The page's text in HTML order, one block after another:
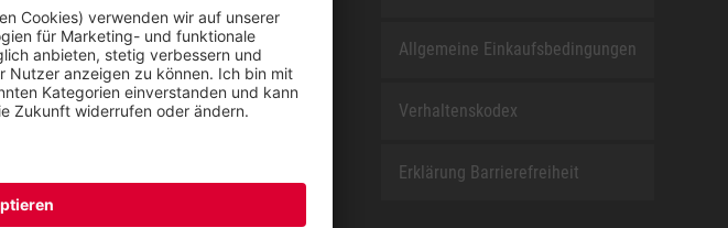
Allgemeine Einkaufsbedingungen
Verhaltenskodex
Erklärung Barrierefreiheit